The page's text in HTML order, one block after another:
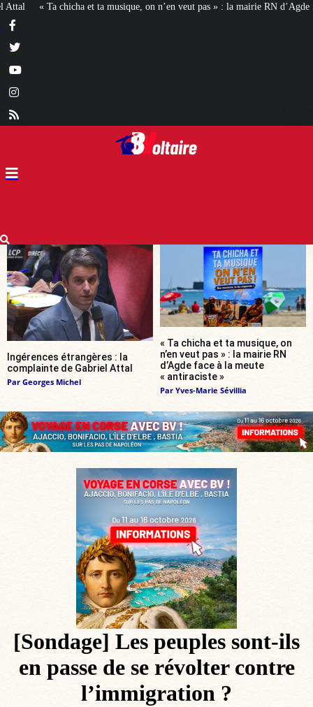
n’en veut pas » : la mairie RN d’Agde face à la meute « antiraciste » La
Ingérences étrangères : la
complainte de Gabriel Attal
Par Georges Michel
« Ta chicha et ta musique, on
n’en veut pas » : la mairie RN
d’Agde face à la meute
« antiraciste »
Par Yves-Marie Sévillia
[Sondage] Les peuples sont-ils
en passe de se révolter contre
l’immigration ?